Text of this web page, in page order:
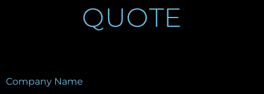
QUOTE
Company Name